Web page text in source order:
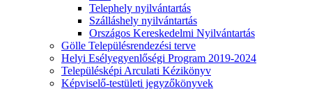
Telephely nyilvántartás
Szálláshely nyilvántartás
Országos Kereskedelmi Nyilvántartás
Gölle Településrendezési terve
Helyi Esélyegyenlőségi Program 2019-2024
Településképi Arculati Kézikönyv
Képviselő-testületi jegyzőkönyvek